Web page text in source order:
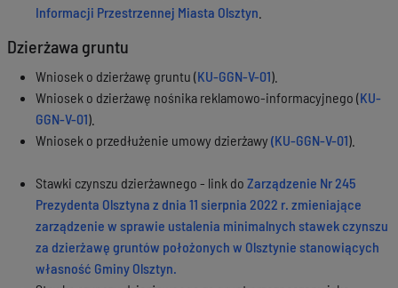
Informacji Przestrzennej Miasta Olsztyn
Dzierżawa gruntu
Wniosek o dzierżawę gruntu (KU-GGN-V-01).
Wniosek o dzierżawę nośnika reklamowo-informacyjnego (KU-
GGN-V-01).
Wniosek o przedłużenie umowy dzierżawy (KU-GGN-V-01).
Stawki czynszu dzierżawnego - link do Zarządzenie Nr 245
Prezydenta Olsztyna z dnia 11 sierpnia 2022 r. zmieniające
zarządzenie w sprawie ustalenia minimalnych stawek czynszu
za dzierżawę gruntów położonych w Olsztynie stanowiących
własność Gminy Olsztyn.